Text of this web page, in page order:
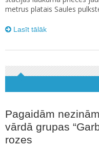
metrus platais Saules
Lasīt tālāk
Pagaidām
vārdā grupas
rozes